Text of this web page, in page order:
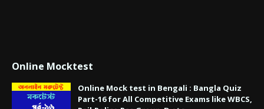
Online Mocktest
Online Mock test in Bengali : Bangla Quiz
Part-16 for All Competitive Exams like WBCS,